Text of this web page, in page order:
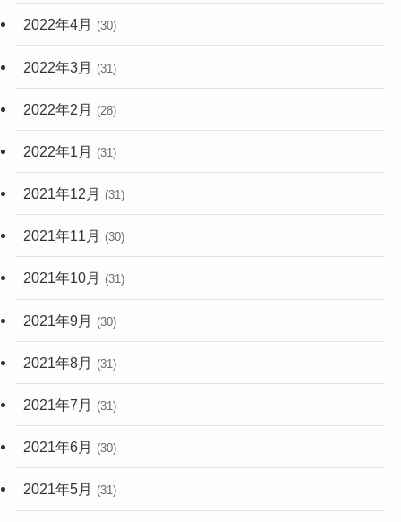
2022年4月 (30)
2022年3月 (31)
2022年2月 (28)
2022年1月 (31)
2021年12月 (31)
2021年11月 (30)
2021年10月 (31)
2021年9月 (30)
2021年8月 (31)
2021年7月 (31)
2021年6月 (30)
2021年5月 (31)